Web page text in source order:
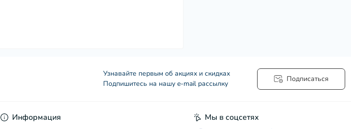
Узнавайте первым об акциях и скидках
Подпишитесь на нашу e-mail рассылку
Подписаться
Информация Мы в соцсетях